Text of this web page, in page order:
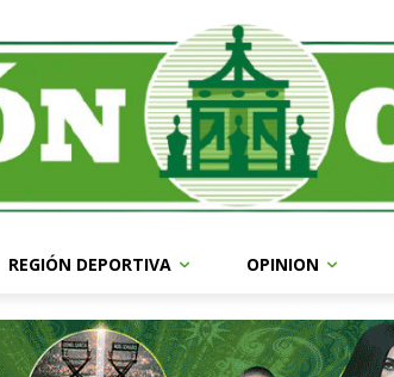
REGIÓN DEPORTIVA OPINION